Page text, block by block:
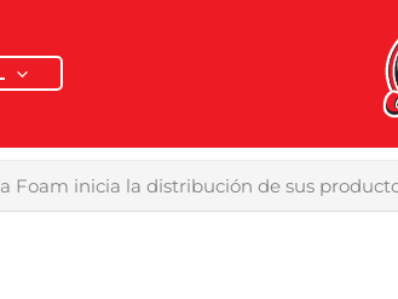
Foam inicia la distribución de sus